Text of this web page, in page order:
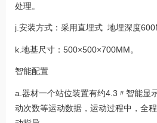
处理。
j.安装方式：采用直埋式 地埋深度
k.地基尺寸：500×500×700MM。
智能配置
a.器材一个站位装置有约4.3〃智能显
动次数等运动数据，运动过程中，全